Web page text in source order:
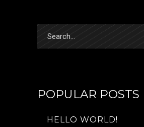
POPULAR POSTS
HELLO WORLD!